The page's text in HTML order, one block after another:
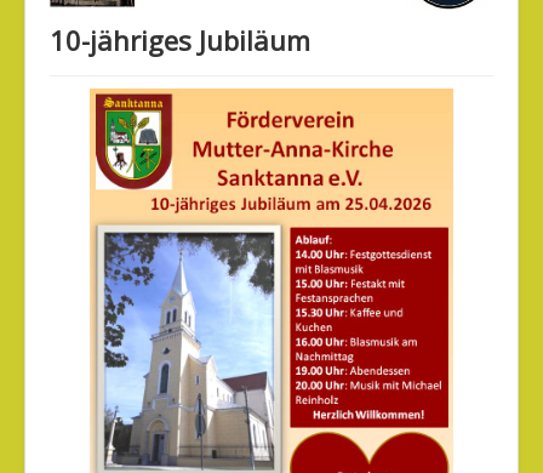
Geschichte
Veranstaltungen
Partner
Bildergalerie
Kontakt
Impressum
10-jähriges Jubiläum